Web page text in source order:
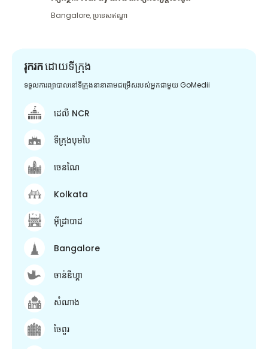
Bangalore,ប្រទេសឥណ្ឌា
រុករកដោយទីក្រុង
ទទួលការព្យាបាលនៅទីក្រុងនានាតាមជម្រើសរបស់អ្នកជាមួយ GoMedii
ដេលី NCR
ទីក្រុងបុមបៃ
ចេនណៃ
Kolkata
អ៊ីដ្រាបាដ
Bangalore
ចាន់ឌីហ្គា
សំណាង
ចៃពួរ